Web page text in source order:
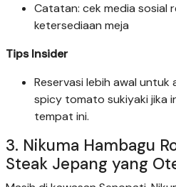
Catatan: cek media sosial
ketersediaan meja
Tips Insider
Reservasi lebih awal untuk
spicy tomato sukiyaki jika
tempat ini.
3. Nikuma Hambagu
Steak Jepang yang